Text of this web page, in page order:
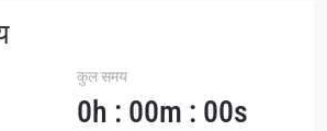
कुल समय
0h : 00m : 00s